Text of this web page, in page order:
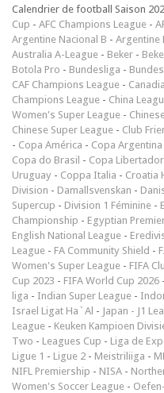
Calendrier de football Saison
Cup - AFC Champions League -
Argentine Nacional B - Argentine
Australia A-League - Beker -
Botola Pro - Bundesliga -
CAF Champions League -
Champions League - China
Women's Super League -
Chinese Super League - Club
- Copa América - Copa Argentina
Copa do Brasil - Copa
Uruguay - Coppa Italia - Croatia
Division - Damallsvenskan -
Supercup - Division 1 Féminine -
Championship - Egyptian
English National League -
League - FA Community Shield -
Women's Super League - FIFA
Cup 2023 - FIFA World Cup 2026 -
liga - Indian Super League -
Israel Ligat Ha`Al - Japan - J1
League - Keuken Kampioen
Two - Leagues Cup - Liga de
Ligue 1 - Ligue 2 - Meistriliiga -
NIFL Premiership - NISA -
Women's Soccer League -